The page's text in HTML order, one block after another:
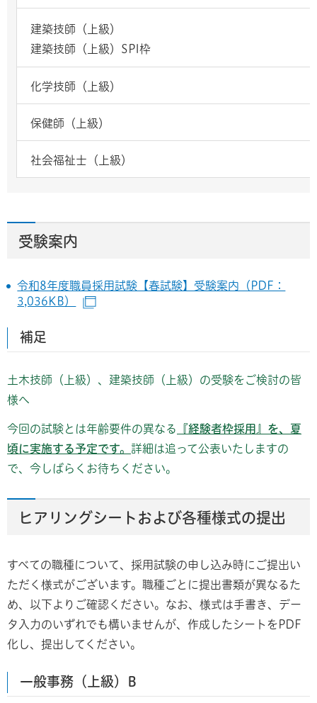
建築技師（上級）
建築技師（上級）SPI枠
化学技師（上級）
保健師（上級）
社会福祉士（上級）
受験案内
令和8年度職員採用試験【春試験】受験案内（PDF：
3,036KB）
補足
土木技師（上級）、建築技師（上級）の受験をご検討の皆
様へ
今回の試験とは年齢要件の異なる
『経験者枠採用』を、夏
頃に実施する予定です。 詳細は追って公表いたしますの
で、今しばらくお待ちください。
ヒアリングシートおよび各種様式の提出
すべての職種について、採用試験の申し込み時にご提出い
ただく様式がございます。職種ごとに提出書類が異なるた
め、以下よりご確認ください。なお、様式は手書き、デー
タ入力のいずれでも構いませんが、作成したシートをPDF
化し、提出してください。
一般事務（上級）B